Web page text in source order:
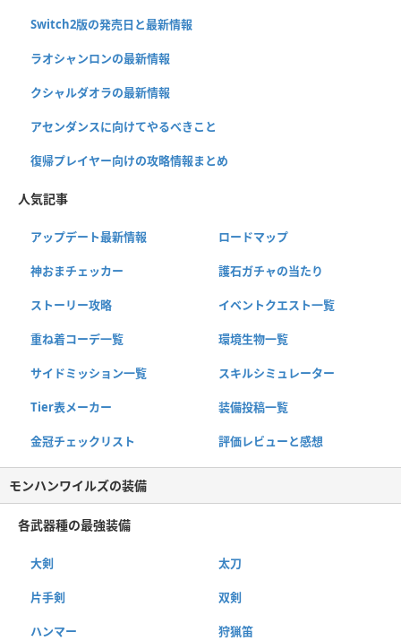
Switch2版の発売日と最新情報
ラオシャンロンの最新情報
クシャルダオラの最新情報
アセンダンスに向けてやるべきこと
復帰プレイヤー向けの攻略情報まとめ
人気記事
アップデート最新情報 ロードマップ
神おまチェッカー 護石ガチャの当たり
ストーリー攻略 イベントクエスト一覧
重ね着コーデ一覧 環境生物一覧
サイドミッション一覧 スキルシミュレーター
Tier表メーカー 装備投稿一覧
金冠チェックリスト 評価レビューと感想
モンハンワイルズの装備
各武器種の最強装備
大剣 太刀
片手剣 双剣
ハンマー 狩猟笛